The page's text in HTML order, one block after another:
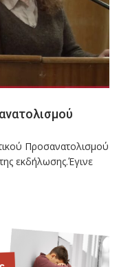
Προσανατολισμού
εκδήλωσης.Έγινε